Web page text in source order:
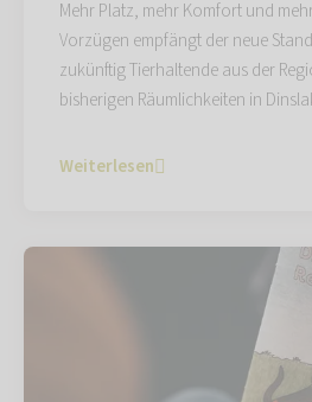
Mehr Platz, mehr Komfort und
Vorzügen empfängt der neue
zukünftig Tierhaltende aus der
bisherigen Räumlichkeiten in
Weiterlesen